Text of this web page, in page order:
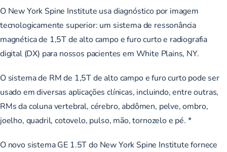
O New York Spine Institute usa diagnóstico por imagem
tecnologicamente superior: um sistema de ressonância
magnética de 1,5T de alto campo e furo curto e radiografia
digital (DX) para nossos pacientes em White Plains, NY.
O sistema de RM de 1,5T de alto campo e furo curto pode ser
usado em diversas aplicações clínicas, incluindo, entre outras,
RMs da coluna vertebral, cérebro, abdômen, pelve, ombro,
joelho, quadril, cotovelo, pulso, mão, tornozelo e pé. *
O novo sistema GE 1.5T do New York Spine Institute fornece